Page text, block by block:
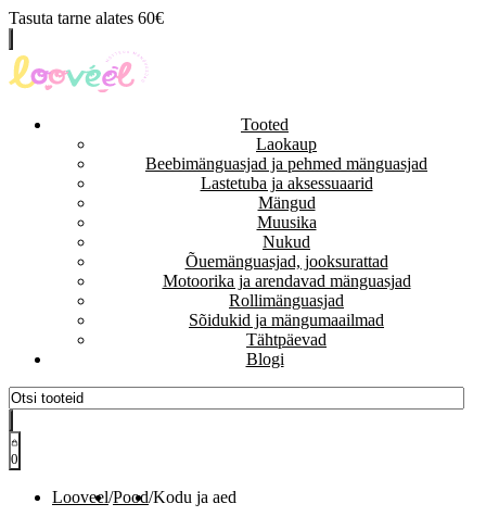
Tasuta tarne alates 60€
Tooted
Laokaup
Beebimänguasjad ja pehmed mänguasjad
Lastetuba ja aksessuaarid
Mängud
Muusika
Nukud
Õuemänguasjad, jooksurattad
Motoorika ja arendavad mänguasjad
Rollimänguasjad
Sõidukid ja mängumaailmad
Tähtpäevad
Blogi
0
Looveel/Pood/Kodu ja aed